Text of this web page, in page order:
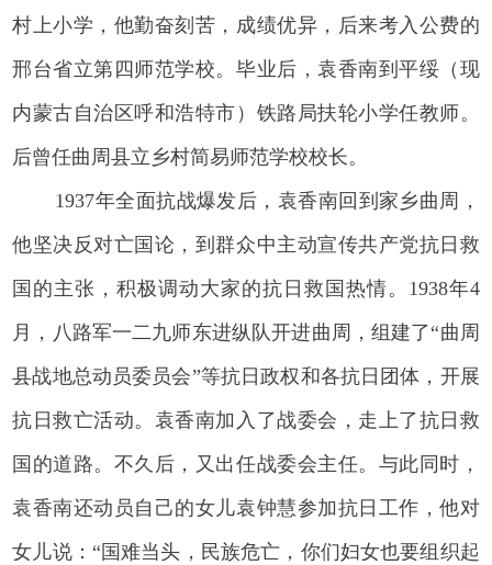
村上小学，他勤奋刻苦，成绩优异，后来考入公费的
邢台省立第四师范学校。毕业后，袁香南到平绥（现
内蒙古自治区呼和浩特市）铁路局扶轮小学任教师。
后曾任曲周县立乡村简易师范学校校长。
1937年全面抗战爆发后，袁香南回到家乡曲周，
他坚决反对亡国论，到群众中主动宣传共产党抗日救
国的主张，积极调动大家的抗日救国热情。1938年4
月，八路军一二九师东进纵队开进曲周，组建了“曲周
县战地总动员委员会”等抗日政权和各抗日团体，开展
抗日救亡活动。袁香南加入了战委会，走上了抗日救
国的道路。不久后，又出任战委会主任。与此同时，
袁香南还动员自己的女儿袁钟慧参加抗日工作，他对
女儿说：“国难当头，民族危亡，你们妇女也要组织起